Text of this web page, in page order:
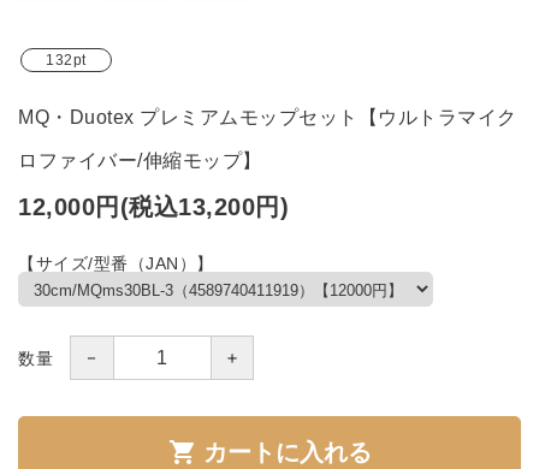
132pt
MQ・Duotex プレミアムモップセット【ウルトラマイク
ロファイバー/伸縮モップ】
12,000円(税込13,200円)
【サイズ/型番（JAN）】
数量 － ＋
shopping_cart カートに入れる